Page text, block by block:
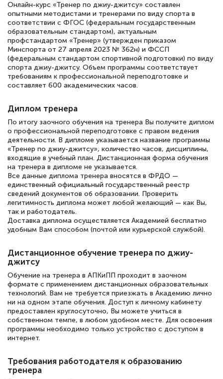
Елена Кравченко
Знаток города 5 уровня
18 марта 2026
Выражаю благодарность за курс
русскому языку и литературе". Много
полезных материалов помогли
подготовиться к тестированию. Это
книги, методические рекомендации,
статьи. Времени на подготовку
достаточно. Курс помогает пройти
аттестацию в школе. Спасибо!
Евгения Коротких
Знаток города 2 уровня
12 марта 2026
Спасибо большое Академии! Грамотное,
вежливое сопровождение! Всё чётко и
понятно! Проходила повышение
квалификации. Ещё раз - СПАСИБО!
Онлайн-курс «Тренер по джиу-джитсу» составлен
опытными методистами и тренерами по виду спорта в
соответствии с ФГОС (федеральным государственным
образовательным стандартом), актуальным
профстандартом «Тренер» (утвержден приказом
Минспорта от 27 апреля 2023 № 362н) и ФССП
(федеральным стандартом спортивной подготовки) по виду
спорта джиу-джитсу. Объем программы соответствует
требованиям к профессиональной переподготовке и
составляет 600 академических часов.
Диплом тренера
По итогу заочного обучения на тренера Вы получите диплом
о профессиональной переподготовке с правом ведения
деятельности. В дипломе указывается название программы
«Тренер по джиу-джитсу», количество часов, дисциплины,
входящие в учебный план. Дистанционная форма обучения
на тренера в дипломе не указывается.
Все данные диплома тренера вносятся в ФРДО —
единственный официальный государственный реестр
сведений документов об образовании. Проверить
легитимность диплома может любой желающий — как Вы,
так и работодатель.
Доставка диплома осуществляется Академией бесплатно
удобным Вам способом (почтой или курьерской службой).
Дистанционное обучение тренера по джиу-
джитсу
Обучение на тренера в АПКиПП проходит в заочном
формате с применением дистанционных образовательных
технологий. Вам не требуется приезжать в Академию лично
ни на одном этапе обучения. Доступ к личному кабинету
предоставлен круглосуточно, Вы можете учиться в
собственном темпе, в любом удобном месте. Для освоения
программы необходимо только устройство с доступом в
интернет.
Требования работодателя к образованию
тренера